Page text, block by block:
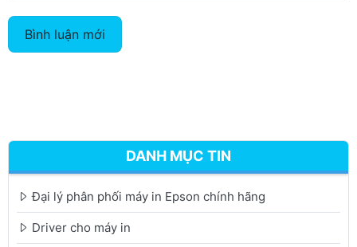
Bình luận mới
DANH MỤC TIN
Đại lý phân phối máy in Epson chính hãng
Driver cho máy in